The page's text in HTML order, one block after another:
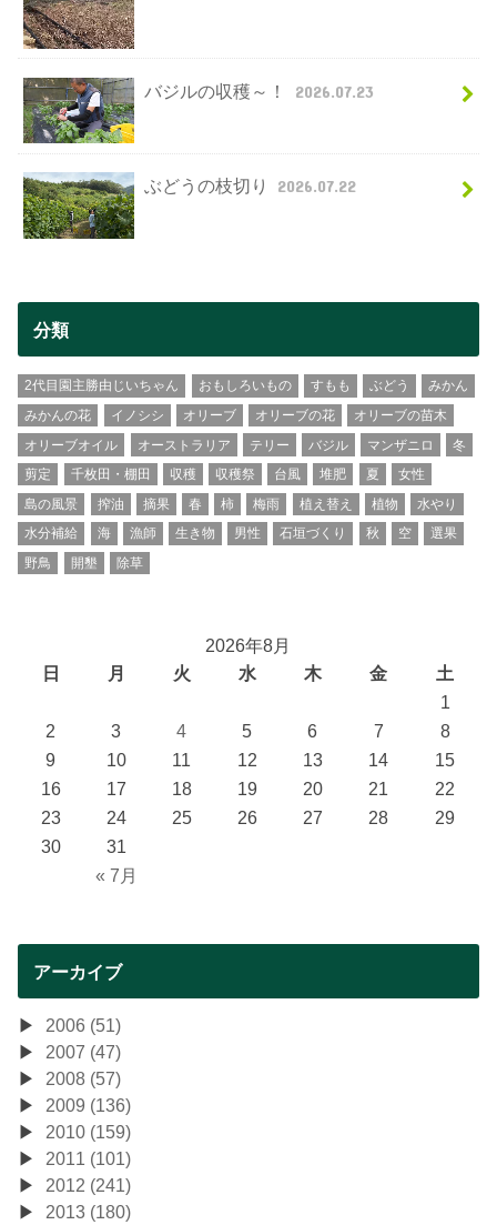
バジルの収穫～！ 2026.07.23
ぶどうの枝切り 2026.07.22
分類
2代目園主勝由じいちゃん おもしろいもの すもも ぶどう
みかん
みかんの花
イノシシ オリーブ オリーブの花
オリーブの苗木
オリーブオイル
オーストラリア テリー バジル マンザニロ
冬
剪定
千枚田・棚田 収穫 収穫祭 台風 堆肥 夏
女性
島の風景
搾油 摘果 春 柿 梅雨 植え替え 植物
水やり
水分補給
海 漁師 生き物 男性 石垣づくり 秋 空
選果
野鳥
開墾 除草
2026年8月
日
月 火 水 木 金 土
« 7月
1
2
3 4 5 6 7
8
9
10 11 12 13 14
15
16
17 18 19 20 21
22
23
24 25 26 27 28
29
30
31
アーカイブ
2006 (51)
2007 (47)
2008 (57)
2009 (136)
2010 (159)
2011 (101)
2012 (241)
2013 (180)